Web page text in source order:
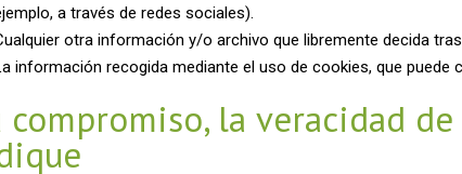
a través de redes sociales).
otra información y/o archivo que libremente decida
información recogida mediante el uso de cookies, que puede
compromiso, la veracidad